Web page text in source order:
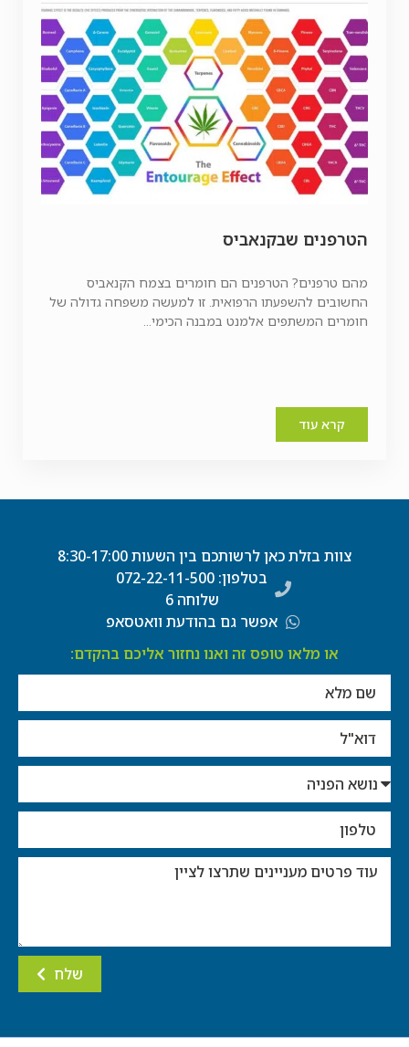
הטרפנים שבקנאביס
מהם טרפנים? הטרפנים הם חומרים בצמח הקנאביס
החשובים להשפעתו הרפואית. זו למעשה משפחה גדולה של
חומרים המשתפים אלמנט במבנה הכימי...
קרא עוד
צוות בזלת כאן לרשותכם בין השעות 8:30-17:00
בטלפון: 072-22-11-500
שלוחה 6
אפשר גם בהודעת וואטסאפ
או מלאו טופס זה ואנו נחזור אליכם בהקדם:
שלח